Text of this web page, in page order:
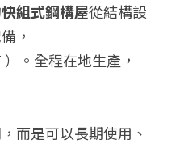
快組式鋼構屋從結構設
，
。全程在地生產，
而是可以長期使用、